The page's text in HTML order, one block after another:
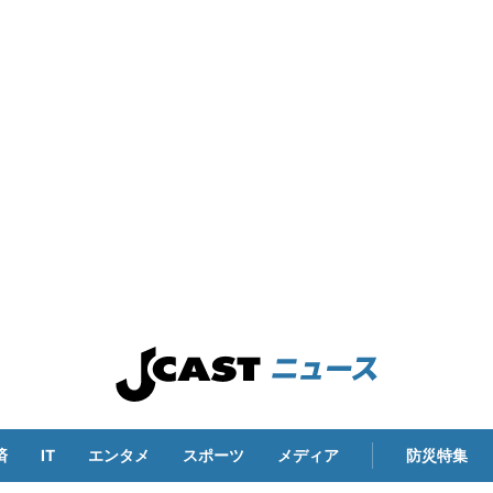
IT エンタメ スポーツ メディア 防災特集